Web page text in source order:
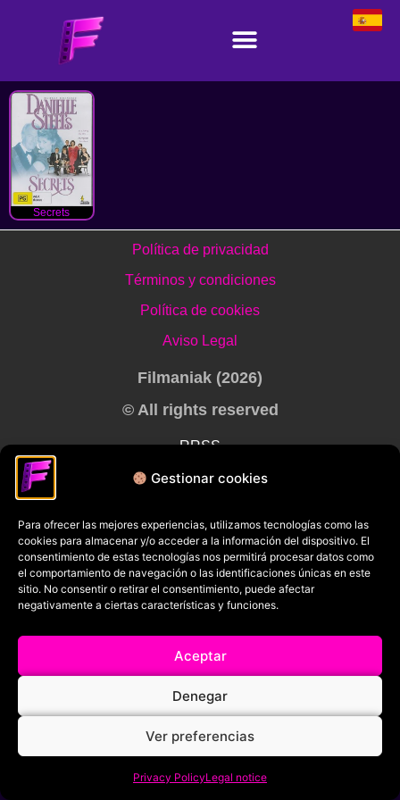
Gestionar cookies
Para ofrecer las mejores experiencias, utilizamos tecnologías como las
cookies para almacenar y/o acceder a la información del dispositivo. El
consentimiento de estas tecnologías nos permitirá procesar datos como
el comportamiento de navegación o las identificaciones únicas en este
sitio. No consentir o retirar el consentimiento, puede afectar
negativamente a ciertas características y funciones.
Aceptar
Denegar
Ver preferencias
Privacy PolicyLegal notice
Secrets
Política de privacidad
Términos y condiciones
Política de cookies
Aviso Legal
Filmaniak (2026)
© All rights reserved
RRSS